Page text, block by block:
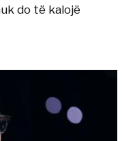
do të kalojë